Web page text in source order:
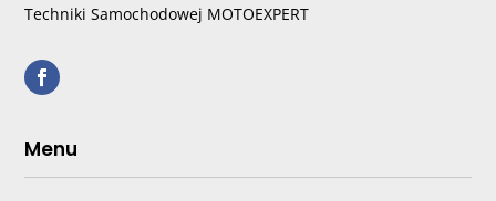
Techniki Samochodowej MOTOEXPERT
Menu